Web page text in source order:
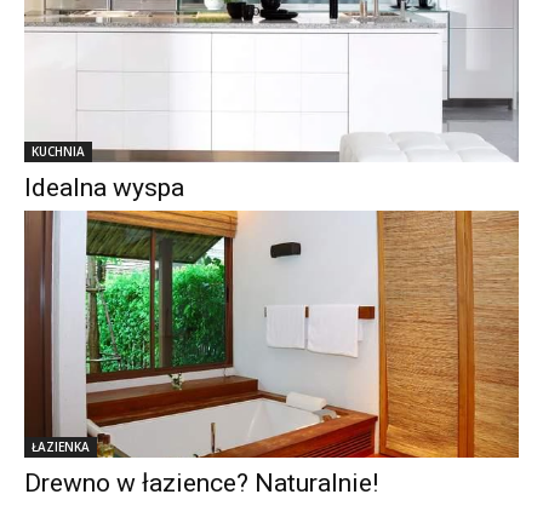
KUCHNIA
Idealna wyspa
ŁAZIENKA
Drewno w łazience? Naturalnie!